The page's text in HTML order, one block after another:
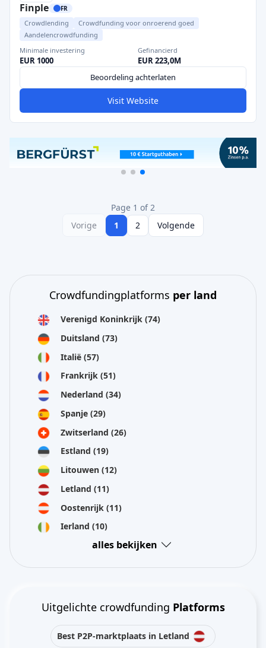
Finple FR
Crowdlending
Crowdfunding voor onroerend goed
Aandelencrowdfunding
Minimale investering
EUR 1000
Gefinancierd
EUR 223,0M
Beoordeling achterlaten
Visit Website
Page 1 of 2
Vorige
1 2 Volgende
Crowdfundingplatforms per land
Verenigd Koninkrijk (74)
Duitsland (73)
Italië (57)
Frankrijk (51)
Nederland (34)
Spanje (29)
Zwitserland (26)
Estland (19)
Litouwen (12)
Letland (11)
Oostenrijk (11)
Ierland (10)
alles bekijken
Uitgelichte crowdfunding Platforms
Best P2P-marktplaats in Letland